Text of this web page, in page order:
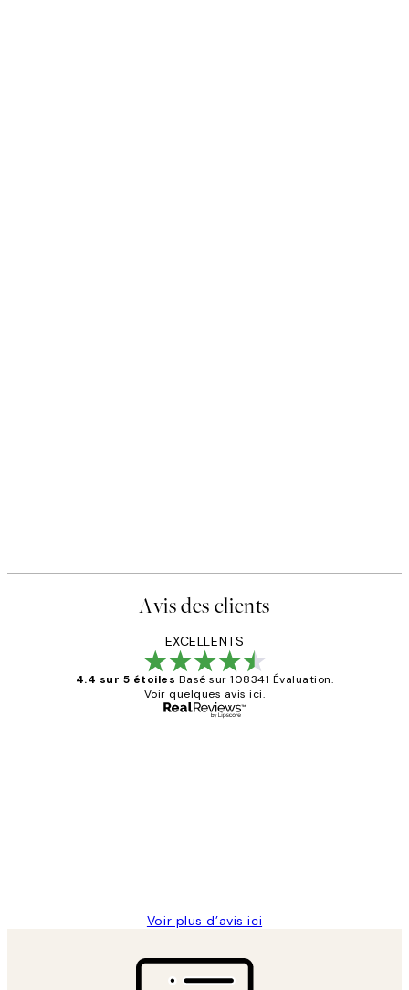
Avis des clients
EXCELLENTS
4.4 sur 5 étoiles Basé sur 108341 Évaluation.
Voir quelques avis ici.
Voir plus d’avis ici